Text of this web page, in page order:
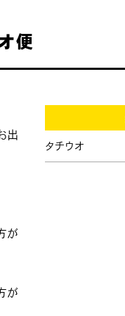
便
出
が
が
タチウオ